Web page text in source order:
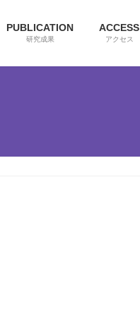
PUBLICATION
研究成果
ACCESS
アクセス